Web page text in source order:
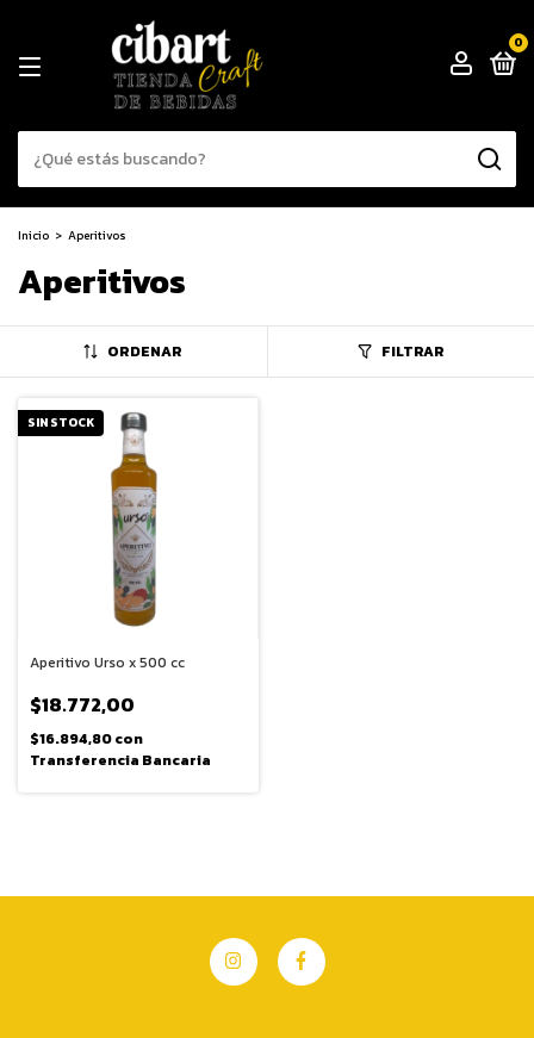
0
Inicio > Aperitivos
Aperitivos
ORDENAR FILTRAR
SIN STOCK
Aperitivo Urso x 500 cc
$18.772,00
$16.894,80con
Transferencia Bancaria